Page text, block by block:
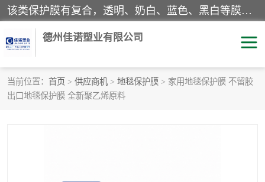
该类保护膜有复合，透明、奶白、蓝色、黑白等膜型。特高粘，高粘，中高粘，中粘，中低粘，低粘等。对于不同的粘力要求有相应的产品相适配。无胶渍残留污染。在较宽的收卷幅度下平整无皱纹，收卷长度大，利于机械化及自动化施工粘贴。为您的产品提供的表面保护解决方案。 产品广泛适用于：铝材、不锈钢、金属、塑料、电子、家电、家具、玻璃、化工材料、装饰材料等。
德州佳诺塑业有限公司
当前位置： 首页 > 供应商机 > 地毯保护膜 > 家用地毯保护膜 不留胶
出口地毯保护膜 全新聚乙烯原料
pe保护膜